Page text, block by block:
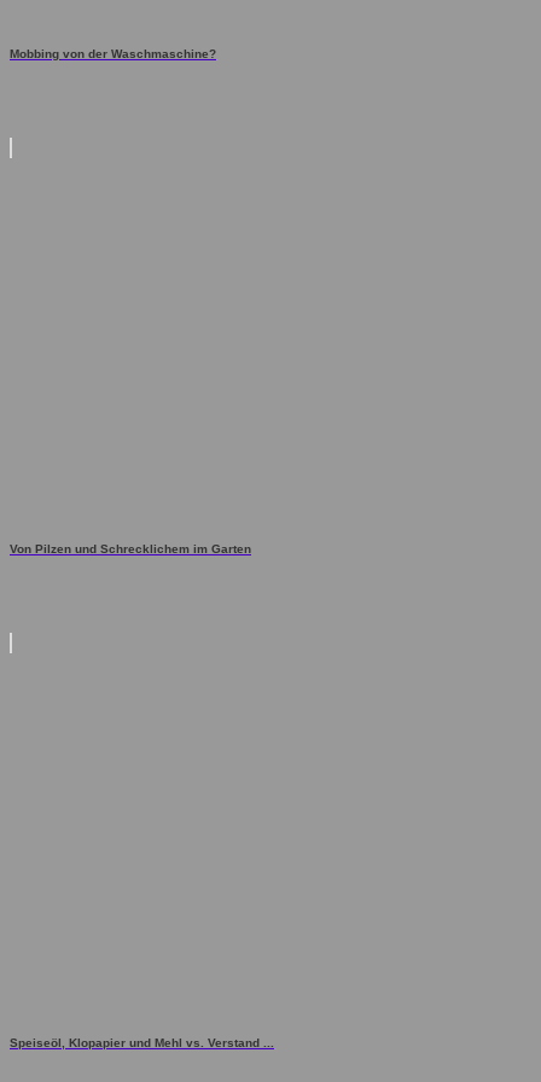
Mobbing von der Waschmaschine?
Von Pilzen und Schrecklichem im Garten
Speiseöl, Klopapier und Mehl vs. Verstand ...